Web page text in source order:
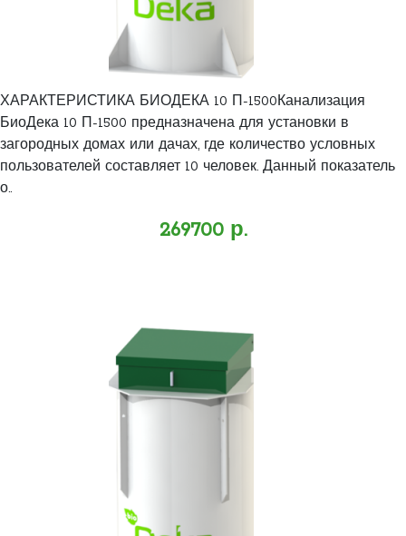
ХАРАКТЕРИСТИКА БИОДЕКА 10 П-1500Канализация
БиоДека 10 П-1500 предназначена для установки в
загородных домах или дачах, где количество условных
пользователей составляет 10 человек. Данный показатель
о..
269700 р.